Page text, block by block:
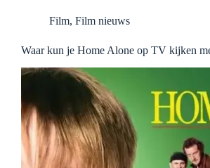
Film, Film nieuws
Waar kun je Home Alone op TV kijken